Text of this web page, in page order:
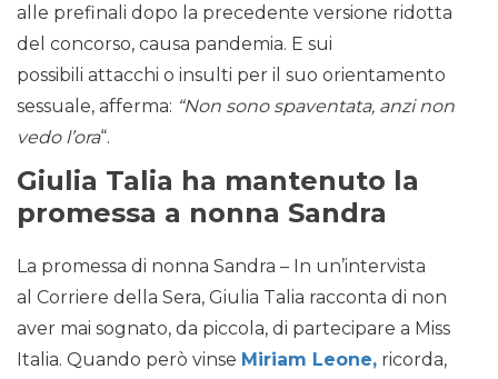
alle prefinali dopo la precedente versione ridotta
del concorso, causa pandemia. E sui
possibili attacchi o insulti per il suo orientamento
sessuale, afferma: “Non sono spaventata, anzi non
vedo l’ora“.
Giulia Talia ha mantenuto la
promessa a nonna Sandra
La promessa di nonna Sandra – In un’intervista
al Corriere della Sera, Giulia Talia racconta di non
aver mai sognato, da piccola, di partecipare a Miss
Italia. Quando però vinse Miriam Leone, ricorda,